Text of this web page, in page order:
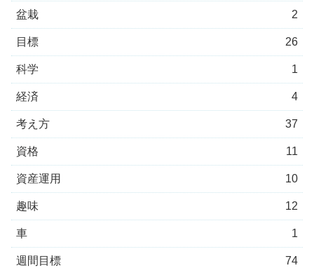
盆栽 2
目標 26
科学 1
経済 4
考え方 37
資格 11
資産運用 10
趣味 12
車 1
週間目標 74